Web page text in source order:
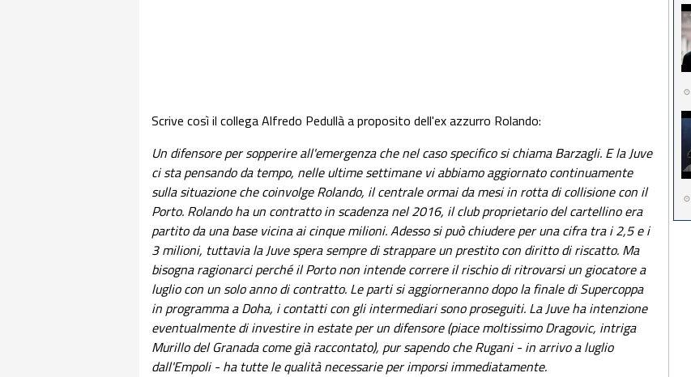
Scrive così il collega Alfredo Pedullà a proposito dell'ex azzurro Rolando:
Un difensore per sopperire all'emergenza che nel caso specifico si chiama Barzagli. E la Juve
ci sta pensando da tempo, nelle ultime settimane vi abbiamo aggiornato continuamente
sulla situazione che coinvolge Rolando, il centrale ormai da mesi in rotta di collisione con il
Porto. Rolando ha un contratto in scadenza nel 2016, il club proprietario del cartellino era
partito da una base vicina ai cinque milioni. Adesso si può chiudere per una cifra tra i 2,5 e i
3 milioni, tuttavia la Juve spera sempre di strappare un prestito con diritto di riscatto. Ma
bisogna ragionarci perché il Porto non intende correre il rischio di ritrovarsi un giocatore a
luglio con un solo anno di contratto. Le parti si aggiorneranno dopo la finale di Supercoppa
in programma a Doha, i contatti con gli intermediari sono proseguiti. La Juve ha intenzione
eventualmente di investire in estate per un difensore (piace moltissimo Dragovic, intriga
Murillo del Granada come già raccontato), pur sapendo che Rugani - in arrivo a luglio
dall'Empoli - ha tutte le qualità necessarie per imporsi immediatamente.